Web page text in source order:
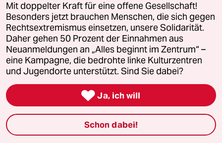
9G 95827 (Profil gelöscht)
25.09.2018,17:09 Uhr
Die "Diskursfalle" wird von denen gestellt, die
Menschen aus falschen Gründen diskriminieren
wollen. Denn ja: es gibt gute Gründe, Leute zu
diskriminieren. Kurz gesagt: ich möchte, dass
Arschlöcher, woher auch immer sie kommen
mögen, weit weg von mir wohnen. Wenn aber
nun ein Arschloch gewalttätig wird und dann
Leute behaupten, er sei wegen seiner Herkunft
gewalttätig, diskutier ich mit diesen doch erst
Mit doppelter Kraft für eine offene Gesellschaft!
Besonders jetzt brauchen Menschen, die sich gegen
Rechtsextremismus einsetzen, unsere Solidarität.
Daher gehen 50 Prozent der Einnahmen aus
Neuanmeldungen an „Alles beginnt im Zentrum“ –
eine Kampagne, die bedrohte linke Kulturzentren
und Jugendorte unterstützt. Sind Sie dabei?
 Ja, ich will
Schon dabei!